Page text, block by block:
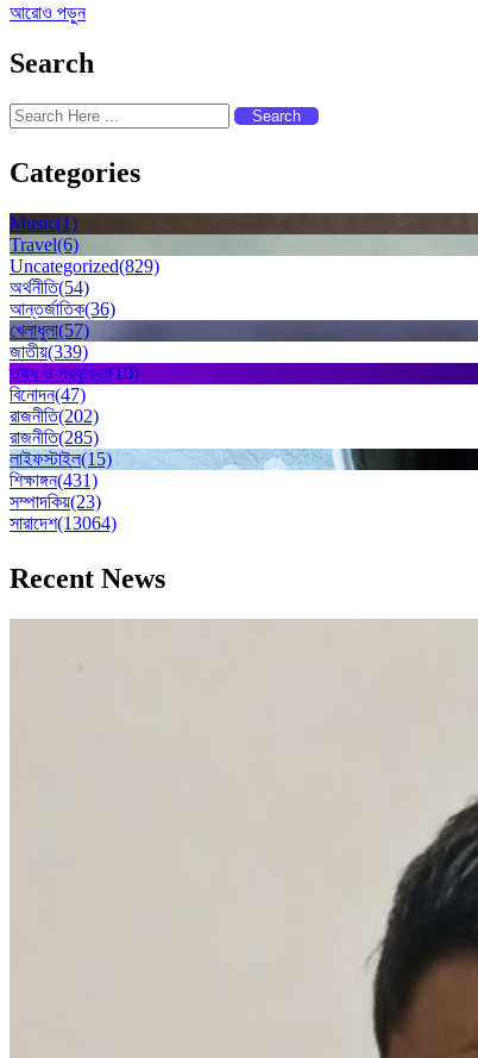
আরোও পড়ুন
Search
Search
Categories
Music(1)
Travel(6)
Uncategorized(829)
অর্থনীতি(54)
আন্তর্জাতিক(36)
খেলাধুলা(57)
জাতীয়(339)
তথ্য ও প্রযুক্তি(10)
বিনোদন(47)
রাজনীতি(202)
রাজনীতি(285)
লাইফস্টাইল(15)
শিক্ষাঙ্গন(431)
সম্পাদকিয়(23)
সারাদেশ(13064)
Recent News